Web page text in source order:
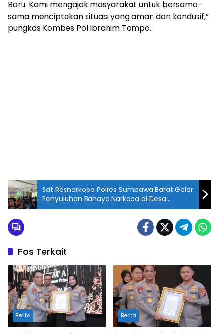
Baru. Kami mengajak masyarakat untuk bersama-
sama menciptakan situasi yang aman dan kondusif,”
pungkas Kombes Pol Ibrahim Tompo.
Sat Resnarkoba Polres Sumbawa Barat Gelar
Penyuluhan Bahaya Narkoba di Desa
Tambak Sari
Pos Terkait
Berita Berita